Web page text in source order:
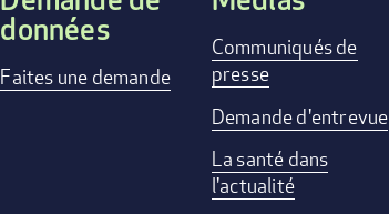
données
Faites une demande
Communiqués de
presse
Demande d'entrevue
La santé dans
l'actualité